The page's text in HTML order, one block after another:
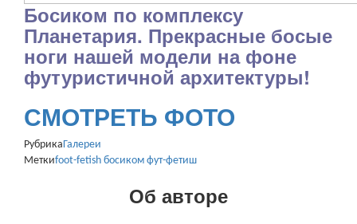
Босиком по комплексу
Планетария. Прекрасные босые
ноги нашей модели на фоне
футуристичной архитектуры!
СМОТРЕТЬ ФОТО
РубрикаГалереи
Меткиfoot-fetish босиком фут-фетиш
Об авторе